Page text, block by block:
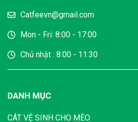
Catfeevn@gmail.com
Mon - Fri: 8:00 - 17:00
Chủ nhật : 8:00 - 11:30
DANH MỤC
CÁT VỆ SINH CHO MÈO